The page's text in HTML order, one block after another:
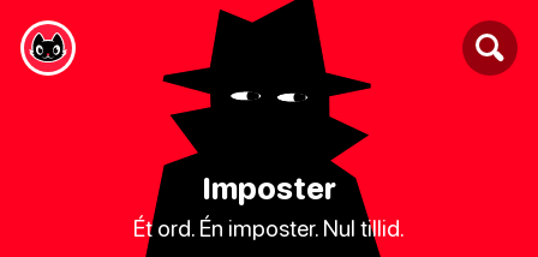
Imposter
Ét ord. Én imposter. Nul tillid.